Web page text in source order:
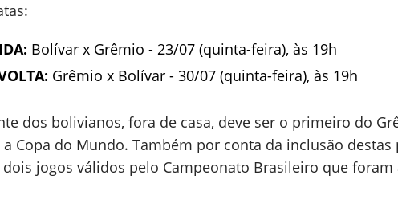
Bolívar x Grêmio - 23/07 (quinta-feira), às 19h
Grêmio x Bolívar - 30/07 (quinta-feira), às 19h
dos bolivianos, fora de casa, deve ser o primeiro do
Copa do Mundo. Também por conta da inclusão destas
jogos válidos pelo Campeonato Brasileiro que foram